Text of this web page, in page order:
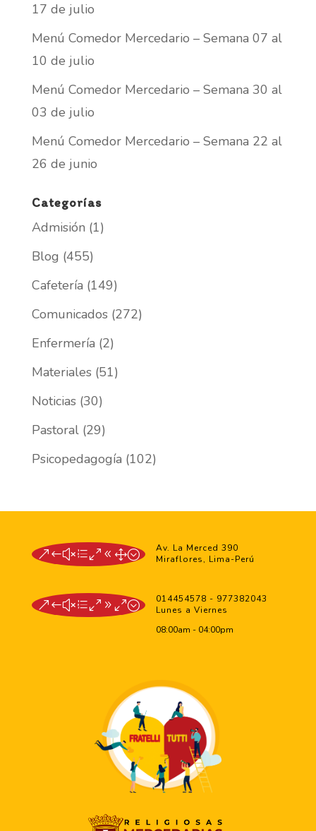
17 de julio
Menú Comedor Mercedario – Semana 07 al
10 de julio
Menú Comedor Mercedario – Semana 30 al
03 de julio
Menú Comedor Mercedario – Semana 22 al
26 de junio
Categorías
Admisión (1)
Blog (455)
Cafetería (149)
Comunicados(272)
Enfermería (2)
Materiales(51)
Noticias(30)
Pastoral(29)
Psicopedagogía (102)
&#xe081;
Av. La Merced 390
Miraflores, Lima-Perú
&#xe090;
014454578 - 977382043
Lunes a Viernes
08:00am - 04:00pm